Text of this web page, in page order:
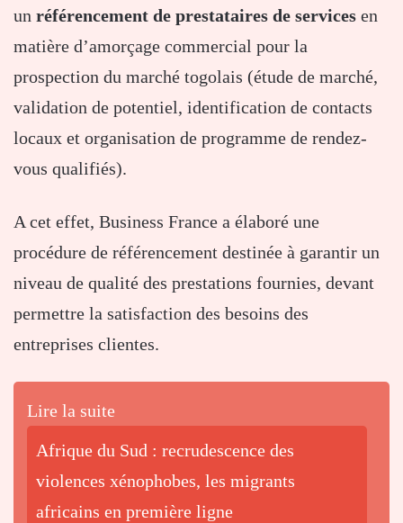
un référencement de prestataires de services en
matière d’amorçage commercial pour la
prospection du marché togolais (étude de marché,
validation de potentiel, identification de contacts
locaux et organisation de programme de rendez-
vous qualifiés).
A cet effet, Business France a élaboré une
procédure de référencement destinée à garantir un
niveau de qualité des prestations fournies, devant
permettre la satisfaction des besoins des
entreprises clientes.
Lire la suite
Afrique du Sud : recrudescence des
violences xénophobes, les migrants
africains en première ligne